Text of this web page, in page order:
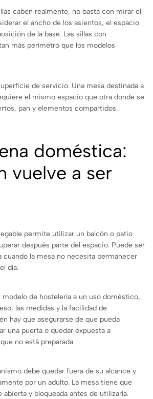
caben realmente, no basta con mirar el
el ancho de los asientos, el espacio
de la base. Las sillas con
más perímetro que los modelos
de servicio. Una mesa destinada a
el mismo espacio que otra donde se
pan y elementos compartidos.
doméstica:
vuelve a ser
permite utilizar un balcón o patio
después parte del espacio. Puede ser
cuando la mesa no necesita permanecer
día.
modelo de hostelería a un uso doméstico,
las medidas y la facilidad de
hay que asegurarse de que pueda
una puerta o quedar expuesta a
no está preparada.
debe quedar fuera de su alcance y
por un adulto. La mesa tiene que
y bloqueada antes de utilizarla.